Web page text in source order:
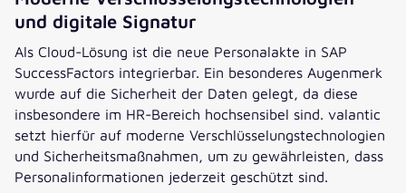
und digitale Signatur
Als Cloud-Lösung ist die neue Personalakte in SAP
SuccessFactors integrierbar. Ein besonderes Augenmerk
wurde auf die Sicherheit der Daten gelegt, da diese
insbesondere im HR-Bereich hochsensibel sind. valantic
setzt hierfür auf moderne Verschlüsselungstechnologien
und Sicherheitsmaßnahmen, um zu gewährleisten, dass
Personalinformationen jederzeit geschützt sind.